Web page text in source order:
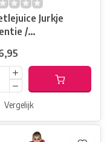
Jurkje
/
Vergelijk